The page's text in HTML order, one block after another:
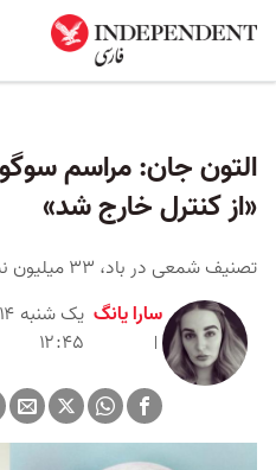
التون جان: مراسم
«از کنترل خارج شد»
تصنیف شمعی در باد، ۳۳ میلیون نسخه در جهان فروش داشت
سارا یانگ
۱۲:۴۵